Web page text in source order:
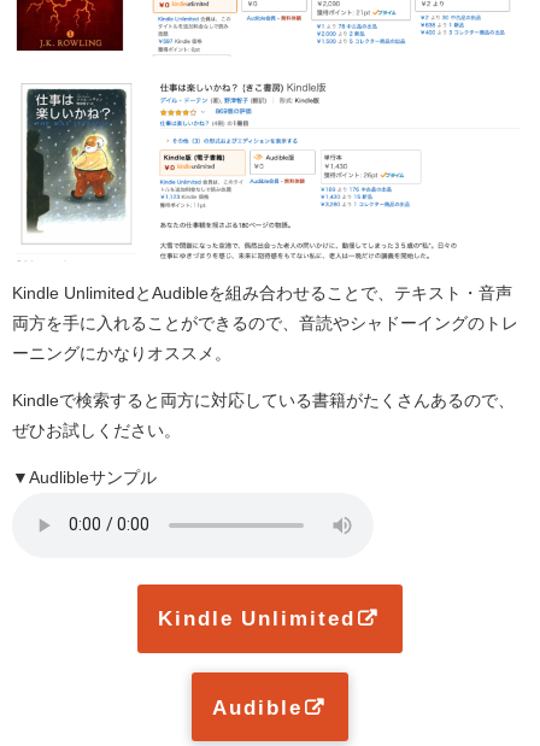
Kindle UnlimitedとAudibleを組み合わせることで、テキスト・音声
両方を手に入れることができるので、音読やシャドーイングのトレ
ーニングにかなりオススメ。
Kindleで検索すると両方に対応している書籍がたくさんあるので、
ぜひお試しください。
▼Audlibleサンプル
Kindle Unlimited
Audible